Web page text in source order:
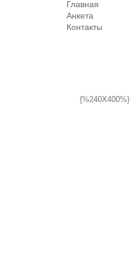
Главная
Анкета
Контакты
{%240X400%}